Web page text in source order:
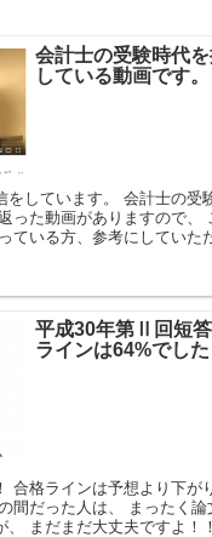
会計士の受験時代
している動画です。
をしています。 会計士の受
った動画がありますので、
ている方、参考にしていた
平成30年第Ⅱ回短
ラインは64%でした
合格ラインは予想より下が
間だった人は、 まったく論
まだまだ大丈夫ですよ！